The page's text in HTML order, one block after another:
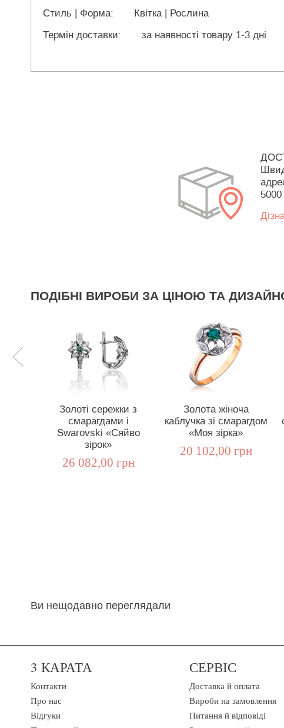
Стиль | Форма:
Квітка | Рослина
Термін доставки:
за наявності товару 1-3 дні
5000
ПОДІБНІ ВИРОБИ ЗА ЦІНОЮ ТА
Золоті сережки з
смарагдами і
Swarovski «Сяйво
зірок»
26 082,00 грн
Золота жіноча
каблучка зі смарагдом
«Моя зірка»
20 102,00 грн
Ви нещодавно переглядали
3 КАРАТА
Контакти
Про нас
Відгуки
СЕРВІС
Доставка й оплата
Вироби на замовлення
Питання й відповіді